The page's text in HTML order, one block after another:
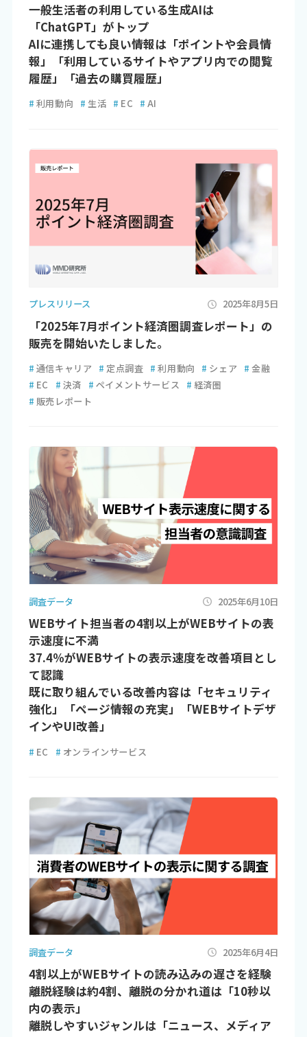
一般生活者の利用している生成AIは
「ChatGPT」がトップ
AIに連携しても良い情報は「ポイントや会員情
報」「利用しているサイトやアプリ内での閲覧
履歴」「過去の購買履歴」
# 利用動向 # 生活 # EC # AI
プレスリリース 2025年8月5日
「2025年7月ポイント経済圏調査レポート」の
販売を開始いたしました。
# 通信キャリア # 定点調査 # 利用動向 # シェア # 金融
# EC # 決済 # ペイメントサービス # 経済圏
# 販売レポート
調査データ 2025年6月10日
WEBサイト担当者の4割以上がWEBサイトの表
示速度に不満
37.4％がWEBサイトの表示速度を改善項目とし
て認識
既に取り組んでいる改善内容は「セキュリティ
強化」「ページ情報の充実」「WEBサイトデザ
インやUI改善」
# EC # オンラインサービス
調査データ 2025年6月4日
4割以上がWEBサイトの読み込みの遅さを経験
離脱経験は約4割、離脱の分かれ道は「10秒以
内の表示」
離脱しやすいジャンルは「ニュース、メディア